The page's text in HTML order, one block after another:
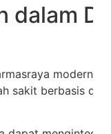
dalam
modern
sakit berbasis